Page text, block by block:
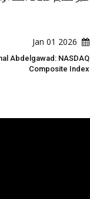
2026 Jan 01
Abdelgawad: NASDAQ
Composite Index